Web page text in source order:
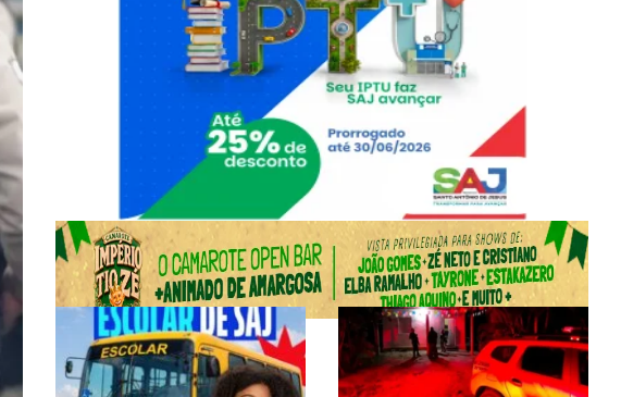
Mais Notícias